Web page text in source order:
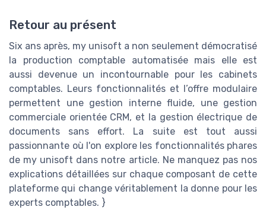
Retour au présent
Six ans après, my unisoft a non seulement démocratisé
la production comptable automatisée mais elle est
aussi devenue un incontournable pour les cabinets
comptables. Leurs fonctionnalités et l’offre modulaire
permettent une gestion interne fluide, une gestion
commerciale orientée CRM, et la gestion électrique de
documents sans effort. La suite est tout aussi
passionnante où l'on explore les fonctionnalités phares
de my unisoft dans notre article. Ne manquez pas nos
explications détaillées sur chaque composant de cette
plateforme qui change véritablement la donne pour les
experts comptables. }